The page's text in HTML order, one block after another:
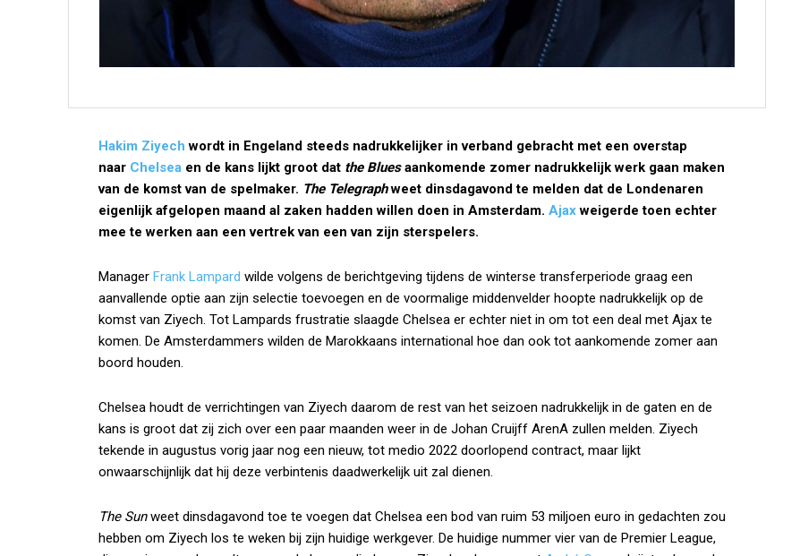
Hakim Ziyech wordt in Engeland steeds nadrukkelijker in verband gebracht met een overstap
naar Chelsea en de kans lijkt groot dat the Bluesaankomende zomer nadrukkelijk werk gaan maken
van de komst van de spelmaker. The Telegraphweet dinsdagavond te melden dat de Londenaren
eigenlijk afgelopen maand al zaken hadden willen doen in Amsterdam. Ajaxweigerde toen echter
mee te werken aan een vertrek van een van zijn sterspelers.
Manager Frank Lampard wilde volgens de berichtgeving tijdens de winterse transferperiode graag een
aanvallende optie aan zijn selectie toevoegen en de voormalige middenvelder hoopte nadrukkelijk op de
komst van Ziyech. Tot Lampards frustratie slaagde Chelsea er echter niet in om tot een deal met Ajax te
komen. De Amsterdammers wilden de Marokkaans international hoe dan ook tot aankomende zomer aan
boord houden.
Chelsea houdt de verrichtingen van Ziyech daarom de rest van het seizoen nadrukkelijk in de gaten en de
kans is groot dat zij zich over een paar maanden weer in de Johan Cruijff ArenA zullen melden. Ziyech
tekende in augustus vorig jaar nog een nieuw, tot medio 2022 doorlopend contract, maar lijkt
onwaarschijnlijk dat hij deze verbintenis daadwerkelijk uit zal dienen.
The Sunweet dinsdagavond toe te voegen dat Chelsea een bod van ruim 53 miljoen euro in gedachten zou
hebben om Ziyech los te weken bij zijn huidige werkgever. De huidige nummer vier van de Premier League,